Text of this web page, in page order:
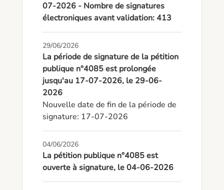
07-2026 - Nombre de signatures
électroniques avant validation: 413
29/06/2026
La période de signature de la pétition
publique n°4085 est prolongée
jusqu'au 17-07-2026, le 29-06-
2026
Nouvelle date de fin de la période de
signature: 17-07-2026
04/06/2026
La pétition publique n°4085 est
ouverte à signature, le 04-06-2026